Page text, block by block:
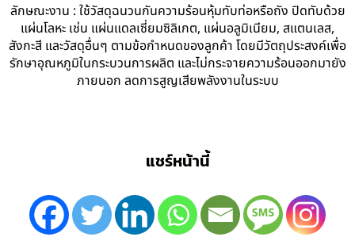
ลักษณะงาน : ใช้วัสดุฉนวนกันความร้อนหุ้มทับท่อหรือถัง ปิดทับด้วย
แผ่นโลหะ เช่น แผ่นแดลเซี่ยมซิลิเกต, แผ่นอลูมิเนียม, สแตนเลส,
สังกะสี และวัสดุอื่นๆ ตามข้อกำหนดของลูกค้า โดยมีวัตถุประสงค์เพื่อ
รักษาอุณหภูมิในกระบวนการผลิต และไม่กระจายความร้อนออกมายัง
ภายนอก ลดการสูญเสียพลังงานในระบบ
แชร์หน้านี้